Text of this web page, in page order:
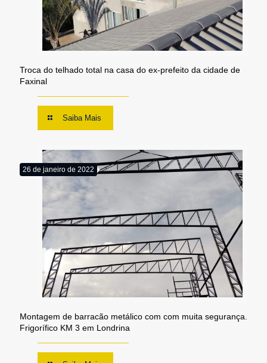
Troca do telhado total na casa do ex-prefeito da cidade de
Faxinal
Saiba Mais
26 de janeiro de 2022
Montagem de barracão metálico com com muita segurança.
Frigorífico KM 3 em Londrina